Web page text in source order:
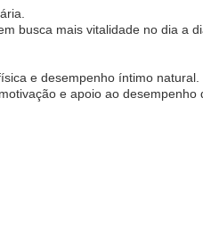
busca mais vitalidade no dia a
e desempenho íntimo natural.
e apoio ao